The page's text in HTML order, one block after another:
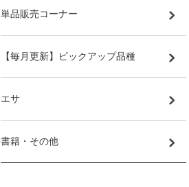
単品販売コーナー
【毎月更新】ピックアップ品種
エサ
書籍・その他